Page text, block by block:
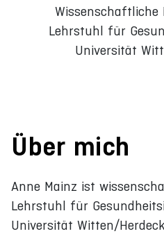
Wissenschaftliche
Lehrstuhl für
Universität
Über mich
Anne Mainz ist
Lehrstuhl für
Universität Witten/